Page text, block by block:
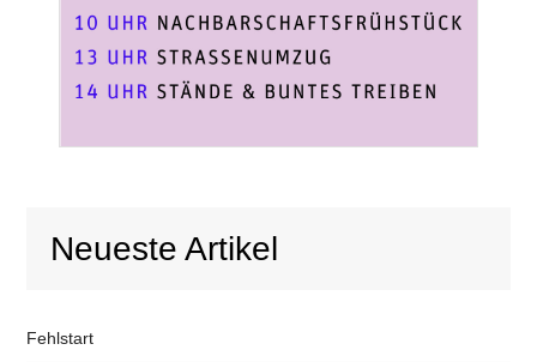
Neueste Artikel
Fehlstart